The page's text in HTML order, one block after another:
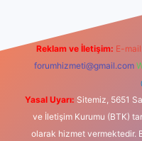
Reklam ve İletişim: E-
forumhizmeti@gmail.com
Yasal Uyarı: Sitemiz, 5651
ve İletişim Kurumu (BTK)
olarak hizmet vermektedir.